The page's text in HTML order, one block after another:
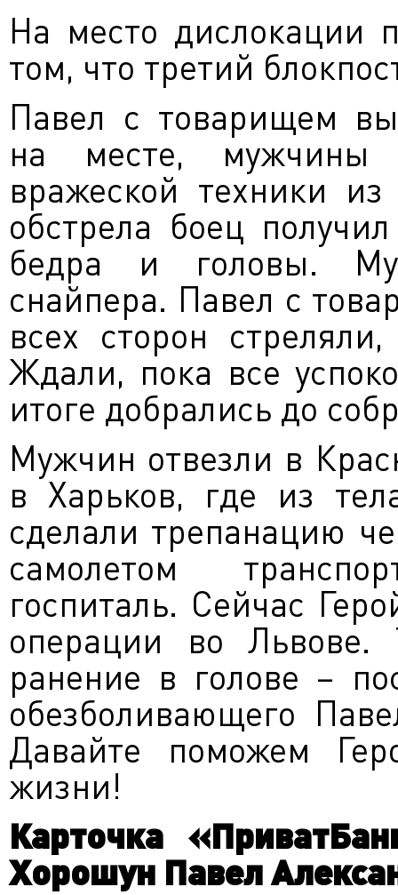
На место дислокации
том, что третий
Павел с товарищем
на месте, мужчины
вражеской техники
обстрела боец
бедра и головы.
снайпера. Павел с
всех сторон
Ждали, пока все
итоге добрались до
Мужчин отвезли в
в Харьков, где из
сделали трепанацию
самолетом
госпиталь. Сейчас
операции во
ранение в голове –
обезболивающего
Давайте поможем
жизни!
Карточка
Хорошун Павел